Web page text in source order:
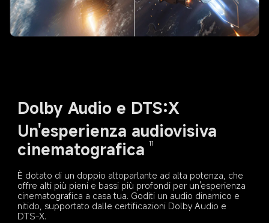
Dolby Audio e DTS:X
Un'esperienza audiovisiva
cinematografica 11
È dotato di un doppio altoparlante ad alta potenza, che
offre alti più pieni e bassi più profondi per un'esperienza
cinematografica a casa tua. Goditi un audio dinamico e
nitido, supportato dalle certificazioni Dolby Audio e
DTS-X.